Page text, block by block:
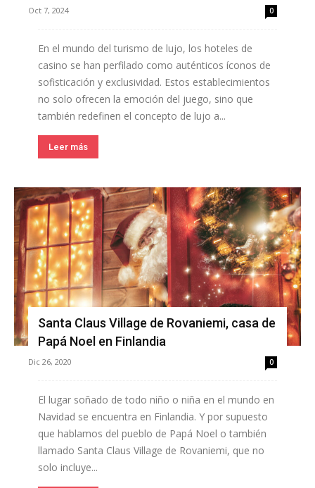
Oct 7, 2024 0
En el mundo del turismo de lujo, los hoteles de
casino se han perfilado como auténticos íconos de
sofisticación y exclusividad. Estos establecimientos
no solo ofrecen la emoción del juego, sino que
también redefinen el concepto de lujo a...
Leer más
Santa Claus Village de Rovaniemi, casa de
Papá Noel en Finlandia
Dic 26, 2020 0
El lugar soñado de todo niño o niña en el mundo en
Navidad se encuentra en Finlandia. Y por supuesto
que hablamos del pueblo de Papá Noel o también
llamado Santa Claus Village de Rovaniemi, que no
solo incluye...